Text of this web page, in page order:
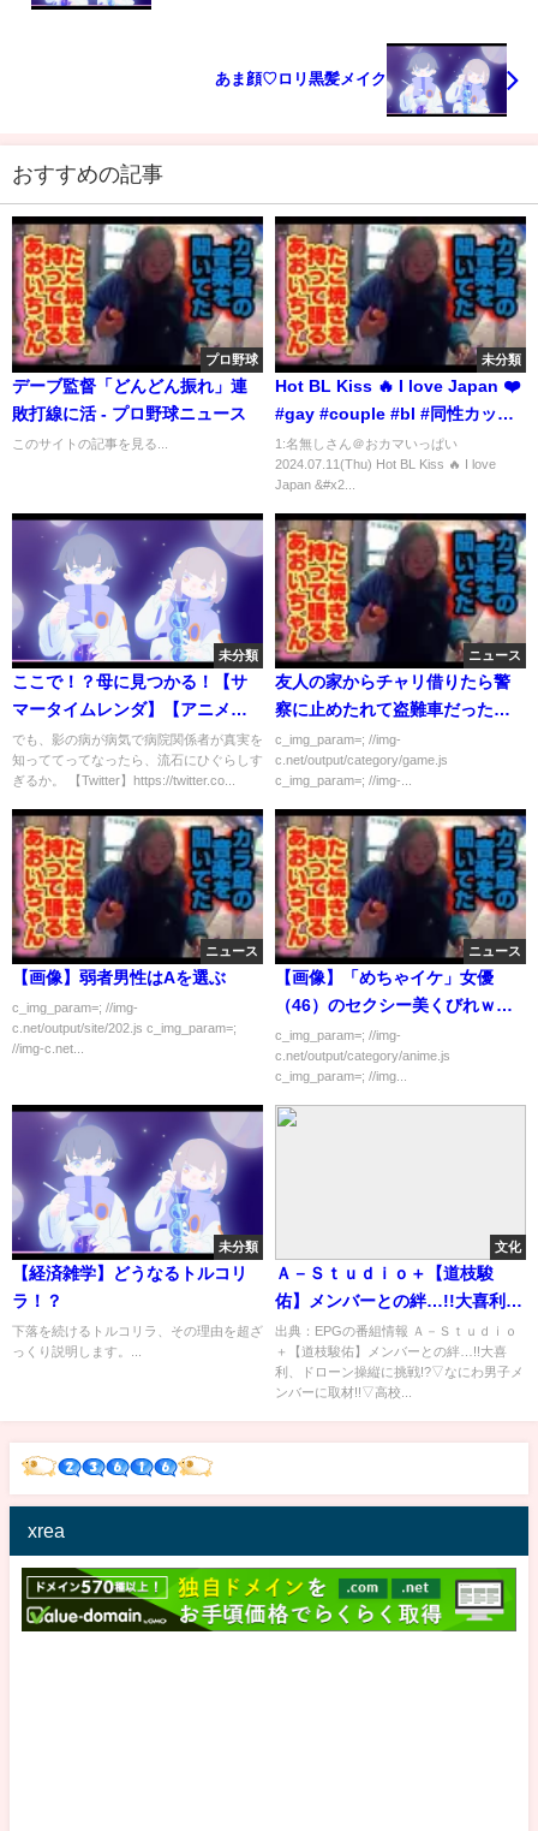
あま顔♡ロリ黒髪メイク
おすすめの記事
プロ野球
デーブ監督「どんどん振れ」連
敗打線に活 - プロ野球ニュース
このサイトの記事を見る...
未分類
Hot BL Kiss 🔥 I love Japan ❤️
#gay #couple #bl #同性カップ
ル #blfan #lgbtq
1:名無しさん＠おカマいっぱい
2024.07.11(Thu) Hot BL Kiss 🔥 I love
Japan &#x2...
未分類
ここで！？母に見つかる！【サ
マータイムレンダ】【アニメ感
想＆考察】【9話】
でも、影の病が病気で病院関係者が真実を
知っててってなったら、流石にひぐらしす
ぎるか。 【Twitter】https://twitter.co...
ニュース
友人の家からチャリ借りたら警
察に止めたれて盗難車だったん
やが・・・
c_img_param=; //img-
c.net/output/category/game.js
c_img_param=; //img-...
ニュース
【画像】弱者男性はAを選ぶ
c_img_param=; //img-
c.net/output/site/202.js c_img_param=;
//img-c.net...
ニュース
【画像】「めちゃイケ」女優
（46）のセクシー美くびれｗｗ
ｗｗｗ
c_img_param=; //img-
c.net/output/category/anime.js
c_img_param=; //img...
未分類
【経済雑学】どうなるトルコリ
ラ！？
下落を続けるトルコリラ、その理由を超ざ
っくり説明します。...
文化
Ａ－Ｓｔｕｄｉｏ＋【道枝駿
佑】メンバーとの絆…!!大喜利、
ドローン操縦に挑戦!?[解][字]…
の番組内容解析まとめ
出典：EPGの番組情報 Ａ－Ｓｔｕｄｉｏ
＋【道枝駿佑】メンバーとの絆…!!大喜
利、ドローン操縦に挑戦!?▽なにわ男子メ
ンバーに取材!!▽高校...
xrea